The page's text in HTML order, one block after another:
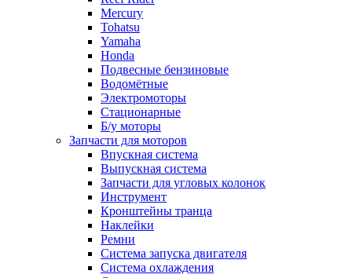
Mercury
Tohatsu
Yamaha
Honda
Подвесные бензиновые
Водомётные
Электромоторы
Стационарные
Б/у моторы
Запчасти для моторов
Впускная система
Выпускная система
Запчасти для угловых колонок
Инструмент
Кронштейны транца
Наклейки
Ремни
Система запуска двигателя
Система охлаждения